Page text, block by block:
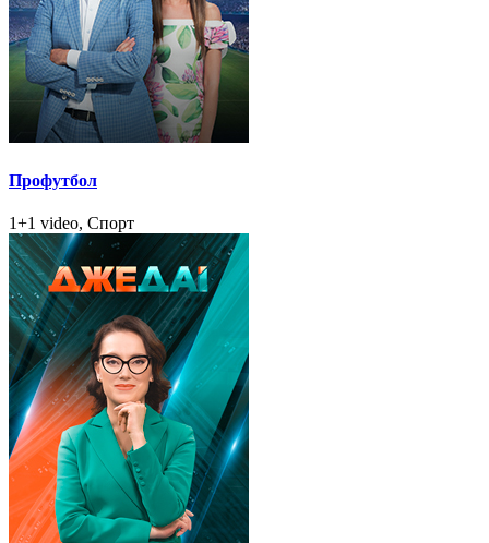
Профутбол
1+1 video, Спорт